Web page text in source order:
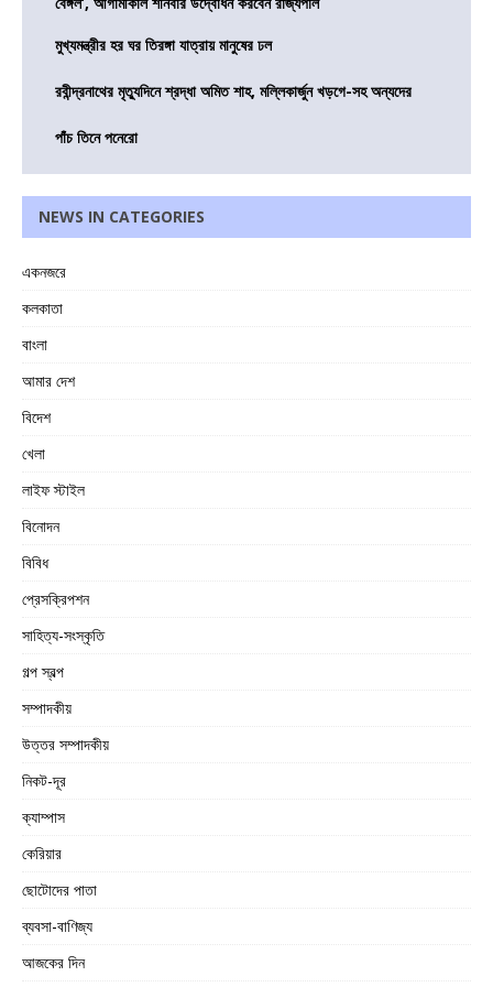
মুখ্যমন্ত্রীর হর ঘর তিরঙ্গা যাত্রায় মানুষের ঢল
রবীন্দ্রনাথের মৃত্যুদিনে শ্রদ্ধা অমিত শাহ, মল্লিকার্জুন খড়গে-সহ অন্যদের
পাঁচ তিনে পনেরো
NEWS IN CATEGORIES
একনজরে
কলকাতা
বাংলা
আমার দেশ
বিদেশ
খেলা
লাইফ স্টাইল
বিনোদন
বিবিধ
প্রেসক্রিপশন
সাহিত্য-সংস্কৃতি
গল্প স্বল্প
সম্পাদকীয়
উত্তর সম্পাদকীয়
নিকট-দূর
ক্যাম্পাস
কেরিয়ার
ছোটোদের পাতা
ব্যবসা-বাণিজ্য
আজকের দিন